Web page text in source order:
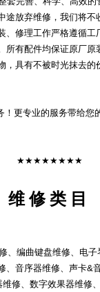
放弃维修，我们将
、修理工作严格遵循
有配件均保证原厂
具有不被时光抹去
更专业的服务带给您
★★★★★★★★
维 修 类 目
编曲键盘维修、电子
、音序器维修、声卡&
修、数字效果器维修